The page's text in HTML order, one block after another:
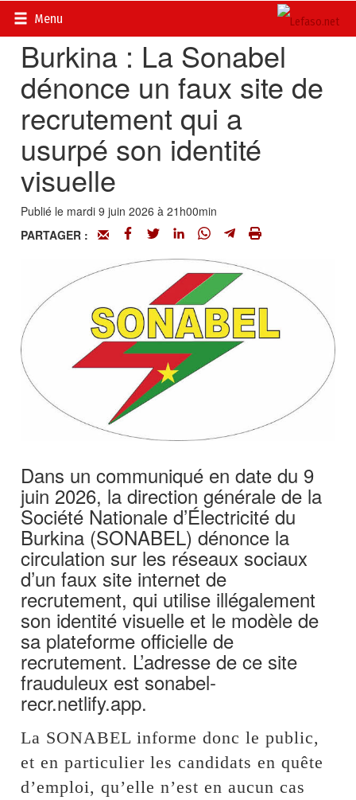
Menu
Accueil>
‎Burkina : La Sonabel
dénonce un faux site de
recrutement qui a
usurpé son identité
visuelle
Publié le mardi 9 juin 2026 à 21h00min
PARTAGER :
‎Dans un communiqué en date du 9
juin 2026, la direction générale de la
Société Nationale d’Électricité du
Burkina (SONABEL) dénonce la
circulation sur les réseaux sociaux
d’un faux site internet de
recrutement, qui utilise illégalement
son identité visuelle et le modèle de
sa plateforme officielle de
recrutement. L’adresse de ce site
frauduleux est sonabel-
recr.netlify.app.
La SONABEL informe donc le public,
et en particulier les candidats en quête
d’emploi, qu’elle n’est en aucun cas